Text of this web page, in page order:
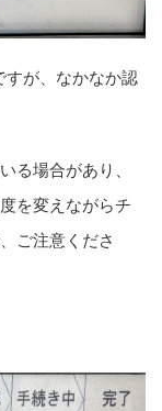
すが、なかなか認
る場合があり、
を変えながらチ
ご注意くださ